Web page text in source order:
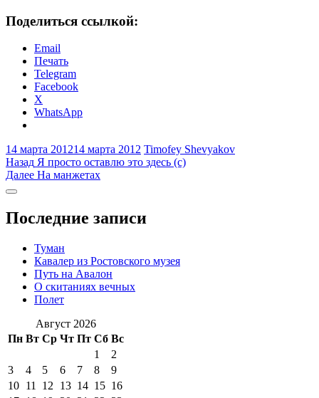
Поделиться ссылкой:
Email
Печать
Telegram
Facebook
X
WhatsApp
14 марта 201214 марта 2012 Timofey Shevyakov
Навигация
по
Назад Предыдущая
запись:
Я просто оставлю это здесь (с)
Далее Следующая
На манжетах
Боковая
Последние записи
Туман
Кавалер из Ростовского музея
Путь на Авалон
О скитаниях вечных
Полет
Август 2026
Пн Вт Ср Чт Пт Сб Вс
1
2
3
4 5 6 7 8
9
10 11 12 13 14 15 16